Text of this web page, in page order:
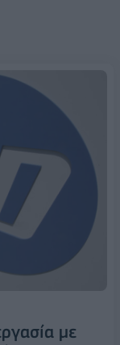
με